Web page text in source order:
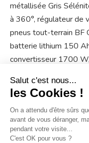
métallisée Gris
à 360°, régulateur de
pneus tout-terrain BF
batterie lithium 150
convertisseur 1700
ANTILOPE
Millenium » :
ultra-équipée